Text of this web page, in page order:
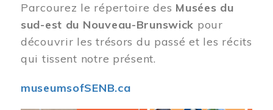
Parcourez le répertoire des Musées du
sud-est du Nouveau-Brunswick pour
découvrir les trésors du passé et les récits
qui tissent notre présent.
museumsofSENB.ca